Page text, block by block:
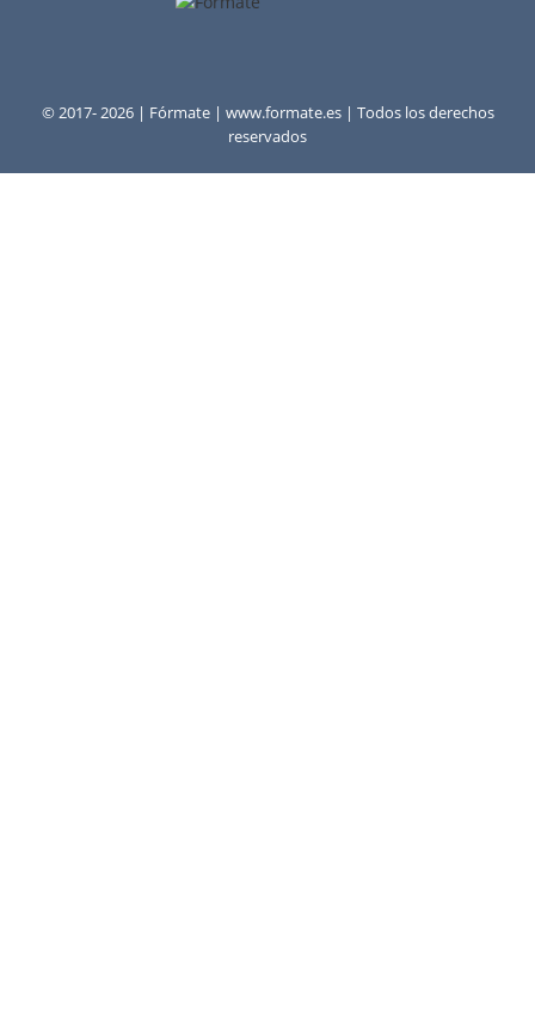
© 2017- 2026 | Fórmate | www.formate.es | Todos los derechos
reservados